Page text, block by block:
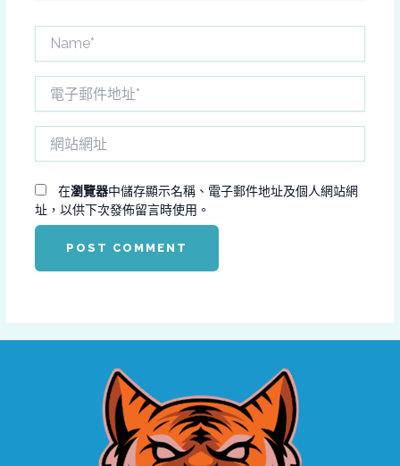
*址
在瀏覽器中儲存顯示名稱、電子郵件地址及個人網站網
址，以供下次發佈留言時使用。